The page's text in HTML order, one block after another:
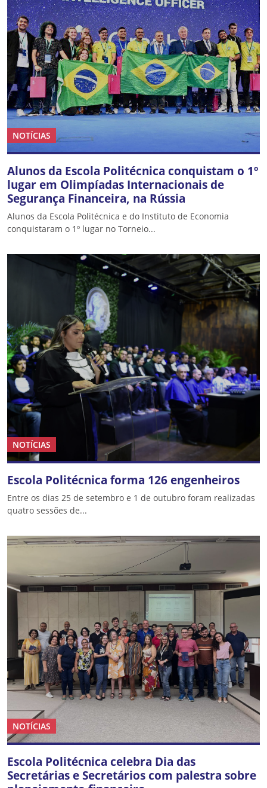
NOTÍCIAS
Alunos da Escola Politécnica conquistam o 1º
lugar em Olimpíadas Internacionais de
Segurança Financeira, na Rússia
Alunos da Escola Politécnica e do Instituto de Economia
conquistaram o 1º lugar no Torneio...
NOTÍCIAS
Escola Politécnica forma 126 engenheiros
Entre os dias 25 de setembro e 1 de outubro foram realizadas
quatro sessões de...
NOTÍCIAS
Escola Politécnica celebra Dia das
Secretárias e Secretários com palestra sobre